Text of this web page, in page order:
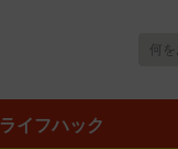
ライフハック